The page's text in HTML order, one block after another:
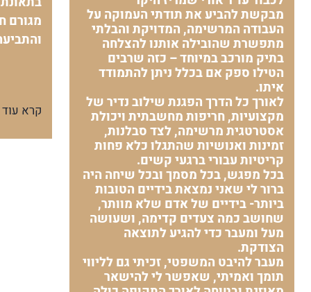
מבקשת להביע את תודתי העמוקה על
העבודה המרשימה, המדויקת והבלתי
מתפשרת שהובילה אותנו להצלחה
בתיק מורכב במיוחד – כזה שרבים
הטילו ספק אם בכלל ניתן להתמודד
איתו.
לאורך כל הדרך הפגנת שילוב נדיר של
מקצועיות, חריפות מחשבתית ויכולת
אסטרטגית מרשימה, לצד סבלנות,
זמינות ואנושיות שהתגלו כלא פחות
קריטיות עבורי ברגעי קשים.
בכל מפגש, בכל מסמך ובכל שיחה היה
ברור לי שאני נמצאת בידיים הטובות
ביותר- בידיים של אדם שלא מוותר,
שחושב כמה צעדים קדימה, ושעושה
מעל ומעבר כדי להגיע לתוצאה
הצודקת.
מעבר להיבט המשפטי, זכיתי גם לליווי
תומך ואמיתי, שאפשר לי להישאר
מגורם
קרא עוד